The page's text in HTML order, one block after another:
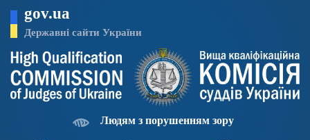
основного
матеріалу
gov.ua
Державні сайти України
Людям з порушенням зору